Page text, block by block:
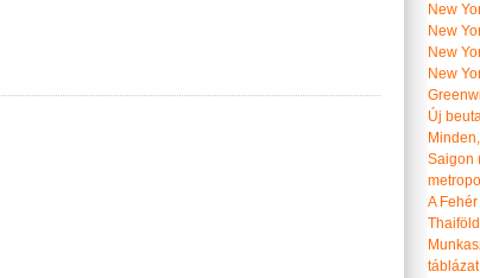
New
New
New
New
Új
Saigon
A
táblázat